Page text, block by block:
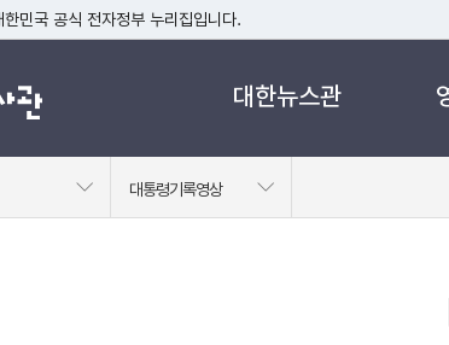
한민국 공식 전자정부 누리집입니다.
확인하기
용하는 누리집은 대한민국 정부기관이 관리하는 누리집입니다.
대한뉴스관
대통령기록영상